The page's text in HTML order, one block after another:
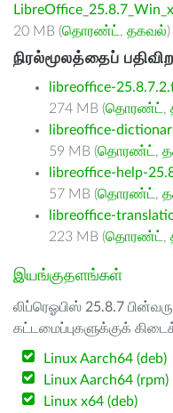
20 MB (தொரண்ட் , தகவல்)
நிரல்மூலத்தைப்
libreoffice-
274 MB (தொரண்ட் ,
libreoffice-
59 MB (தொரண்ட் ,
libreoffice-help-
57 MB (தொரண்ட் ,
libreoffice-
223 MB (தொரண்ட் ,
இயங்குதளங்கள்
லிப்ரெஓபிஸ் 25.8.7
கட்டமைப்புகளுக்குக்
Linux Aarch64 (deb)
Linux Aarch64 (rpm)
Linux x64 (deb)